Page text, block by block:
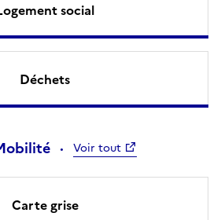
social
Déchets
Voir tout
Carte grise